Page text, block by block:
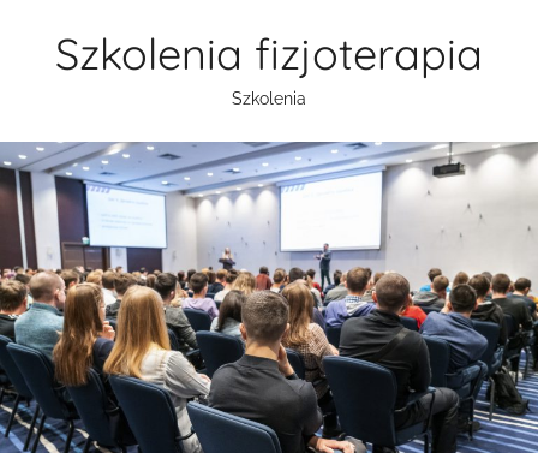
Szkolenia fizjoterapia
Szkolenia